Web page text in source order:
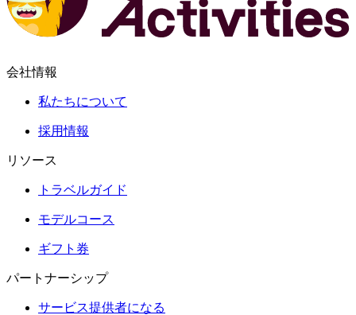
会社情報
私たちについて
採用情報
リソース
トラベルガイド
モデルコース
ギフト券
パートナーシップ
サービス提供者になる